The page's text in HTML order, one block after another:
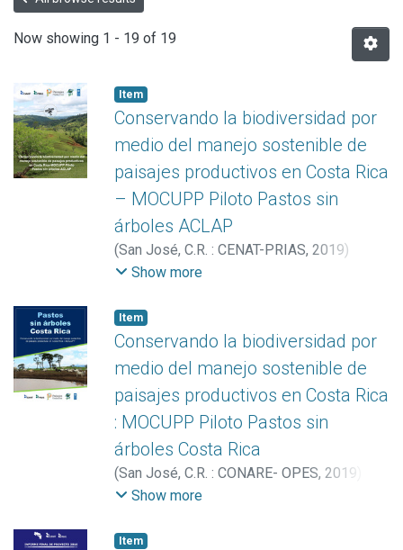
Now showing 1 - 19 of 19
Item
Conservando la biodiversidad por
medio del manejo sostenible de
paisajes productivos en Costa Rica
– MOCUPP Piloto Pastos sin
árboles ACLAP
(San José, C.R. : CENAT-PRIAS, 2019)
Aguilar-Arias, Heileen
Céspedes, Armando
Show more
Item
Conservando la biodiversidad por
medio del manejo sostenible de
paisajes productivos en Costa Rica
: MOCUPP Piloto Pastos sin
árboles Costa Rica
(San José, C.R. : CONARE- OPES, 2019
Aguilar-Arias, Heileen
Rivera, Marilyn
Show more
Item